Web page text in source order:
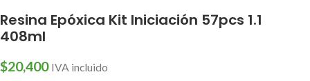
Resina Epóxica Kit Iniciación 57pcs 1.1
408ml
$20,400 IVA incluido